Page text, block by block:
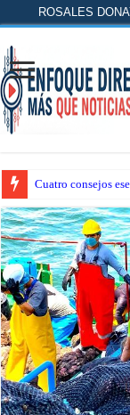
ROSALES
Cuatro consejos